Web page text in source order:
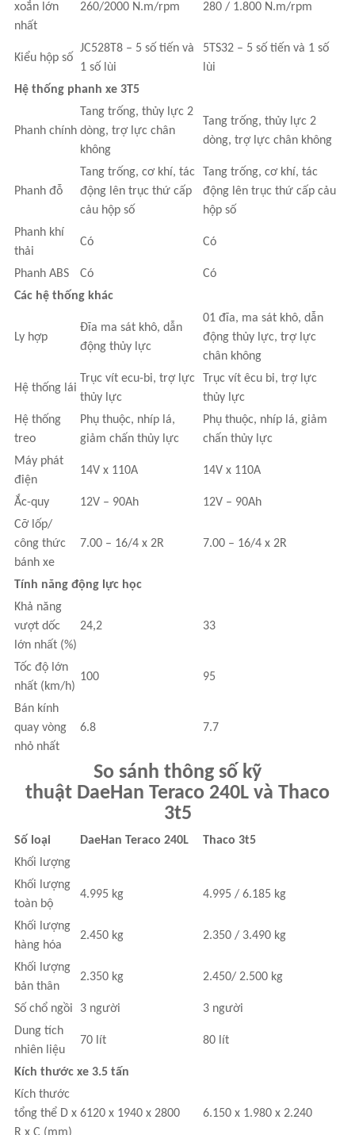
xoắn lớn
nhất
260/2000 N.m/rpm 280 / 1.800 N.m/rpm
Kiểu hộp số
JC528T8 – 5 số tiến và
1 số lùi
5TS32 – 5 số tiến và 1 số
lùi
Hệ thống phanh xe 3T5
Phanh chính
Tang trống, thủy lực 2
dòng, trợ lực chân
không
Tang trống, thủy lực 2
dòng, trợ lực chân không
Phanh đỗ
Tang trống, cơ khí, tác
động lên trục thứ cấp
cảu hộp số
Tang trống, cơ khí, tác
động lên trục thứ cấp cảu
hộp số
Phanh khí
thải
Có Có
Phanh ABS Có
Có
Các hệ thống khác
Ly hợp
Đĩa ma sát khô, dẫn
động thủy lực
01 đĩa, ma sát khô, dẫn
động thủy lực, trợ lực
chân không
Hệ thống lái
Trục vít ecu-bi, trợ lực
thủy lực
Trục vít êcu bi, trợ lực
thủy lực
Hệ thống
treo
Phụ thuộc, nhíp lá,
giảm chấn thủy lực
Phụ thuộc, nhíp lá, giảm
chấn thủy lực
Máy phát
điện
14V x 110A 14V x 110A
Ắc-quy 12V – 90Ah
12V – 90Ah
Cỡ lốp/
công thức
bánh xe
7.00 – 16/4 x 2R 7.00 – 16/4 x 2R
Tính năng động lực học
Khả năng
vượt dốc
lớn nhất (%)
24,2 33
Tốc độ lớn
nhất (km/h)
100 95
Bán kính
quay vòng
nhỏ nhất
6.8 7.7
So sánh thông số kỹ
thuật DaeHan Teraco 240L và Thaco
3t5
Số loại DaeHan Teraco 240L
Thaco 3t5
Khối lượng
Khối lượng
toàn bộ
4.995 kg 4.995 / 6.185 kg
Khối lượng
hàng hóa
2.450 kg 2.350 / 3.490 kg
Khối lượng
bản thân
2.350 kg 2.450/ 2.500 kg
Số chổ ngồi 3 người
3 người
Dung tích
nhiên liệu
70 lít 80 lít
Kích thước xe 3.5 tấn
Kích thước
tổng thể D x 6120 x 1940 x 2800 6.150 x 1.980 x 2.240